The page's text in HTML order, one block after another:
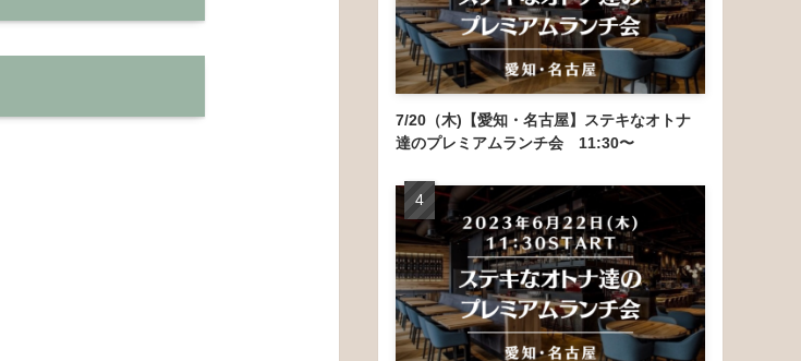
7/20（木)【愛知・名古屋】ステキなオトナ
達のプレミアムランチ会 11:30〜